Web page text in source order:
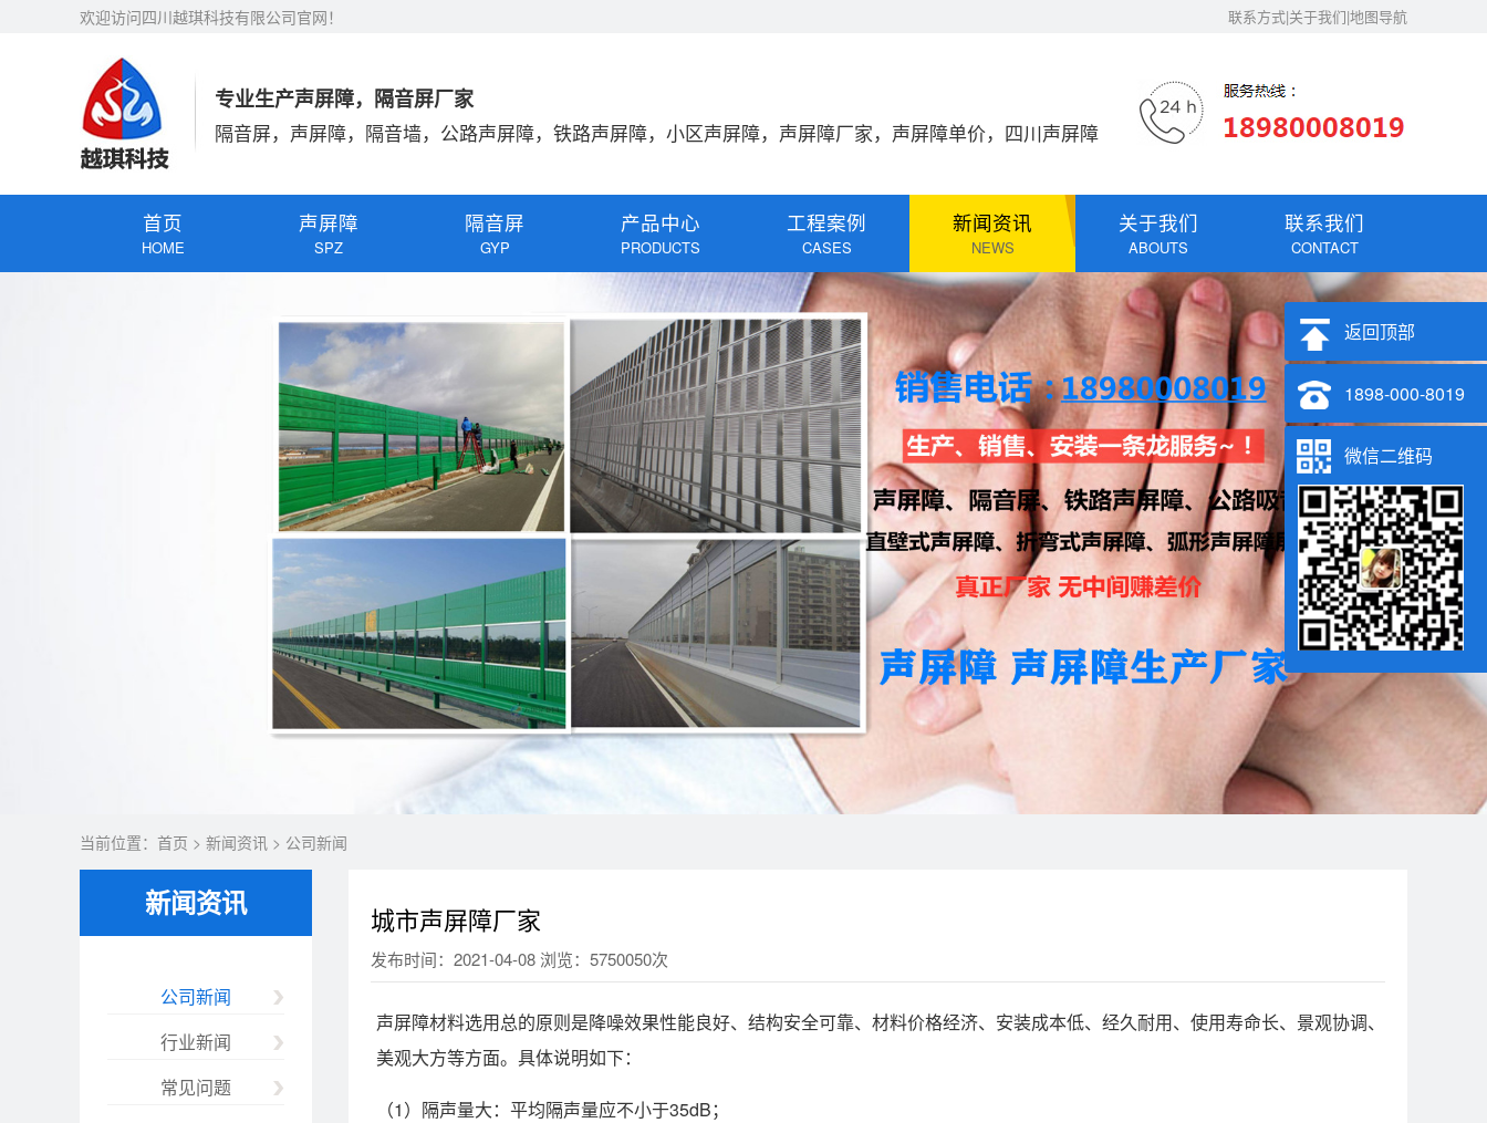
联系方式|关于我们|地图导航
欢迎访问四川越琪科技有限公司官网！
专业生产声屏障，隔音屏厂家
隔音屏，声屏障，隔音墙，公路声屏障，铁路声屏障，小区声屏障，声屏障厂家，声屏障单价，四川声屏障
首页
HOME
声屏障
SPZ
隔音屏
GYP
产品中心
PRODUCTS
工程案例
CASES
新闻资讯
NEWS
关于我们
ABOUTS
联系我们
CONTACT
当前位置： 首页 > 新闻资讯 > 公司新闻
新闻资讯
公司新闻
行业新闻
常见问题
城市声屏障厂家
发布时间：2021-04-08 浏览：5750050次
声屏障材料选用总的原则是降噪效果性能良好、结构安全可靠、材料价格经济、安装成本低、经久耐用、使用寿命长、景观协调、
美观大方等方面。具体说明如下：
（1）隔声量大：平均隔声量应不小于35dB；
返回顶部
1898-000-8019
微信二维码